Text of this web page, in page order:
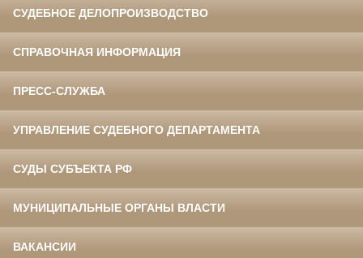
СУДЕБНОЕ ДЕЛОПРОИЗВОДСТВО
СПРАВОЧНАЯ ИНФОРМАЦИЯ
ПРЕСС-СЛУЖБА
УПРАВЛЕНИЕ СУДЕБНОГО ДЕПАРТАМЕНТА
СУДЫ СУБЪЕКТА РФ
МУНИЦИПАЛЬНЫЕ ОРГАНЫ ВЛАСТИ
ВАКАНСИИ